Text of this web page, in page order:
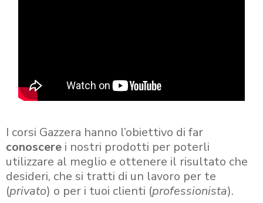
I corsi Gazzera hanno l’obiettivo di far
conoscere i nostri prodotti per poterli
utilizzare al meglio e ottenere il risultato che
desideri, che si tratti di un lavoro per te
(privato) o per i tuoi clienti (professionista).